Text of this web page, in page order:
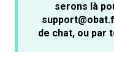
serons là
de chat, ou par